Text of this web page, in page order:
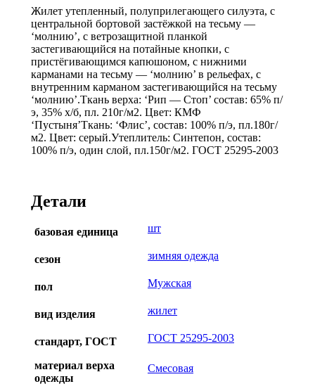
Жилет утепленный, полуприлегающего силуэта, с
центральной бортовой застёжкой на тесьму —
‘молнию’, с ветрозащитной планкой
застегивающийся на потайные кнопки, с
пристёгивающимся капюшоном, с нижними
карманами на тесьму — ‘молнию’ в рельефах, с
внутренним карманом застегивающийся на тесьму
‘молнию’.Ткань верха: ‘Рип — Стоп’ состав: 65% п/
э, 35% х/б, пл. 210г/м2. Цвет: КМФ
‘Пустыня’Ткань: ‘Флис’, состав: 100% п/э, пл.180г/
м2. Цвет: серый.Утеплитель: Синтепон, состав:
100% п/э, один слой, пл.150г/м2. ГОСТ 25295-2003
Детали
базовая единица шт
сезон зимняя одежда
пол Мужская
вид изделия жилет
стандарт, ГОСТ ГОСТ 25295-2003
материал верха
одежды
Смесовая